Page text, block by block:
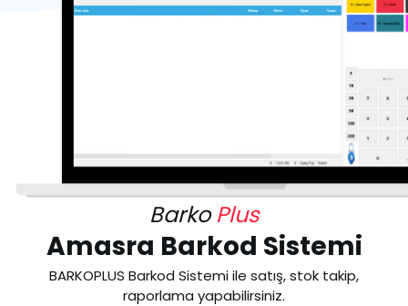
BarkoPlus
Amasra Barkod Sistemi
BARKOPLUS Barkod Sistemi ile satış, stok takip,
raporlama yapabilirsiniz.